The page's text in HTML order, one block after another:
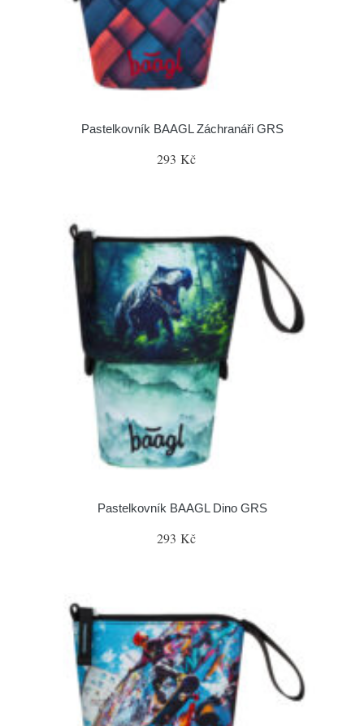
Pastelkovník BAAGL Záchranáři GRS
293 Kč
Pastelkovník BAAGL Dino GRS
293 Kč